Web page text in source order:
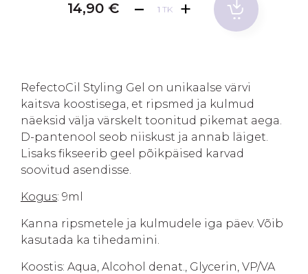
14,90 € TK
RefectoCil Styling Gel on unikaalse värvi
kaitsva koostisega, et ripsmed ja kulmud
näeksid välja värskelt toonitud pikemat aega.
D-pantenool seob niiskust ja annab läiget.
Lisaks fikseerib geel põikpäised karvad
soovitud asendisse.
Kogus: 9ml
Kanna ripsmetele ja kulmudele iga päev. Võib
kasutada ka tihedamini.
Koostis: Aqua, Alcohol denat., Glycerin, VP/VA